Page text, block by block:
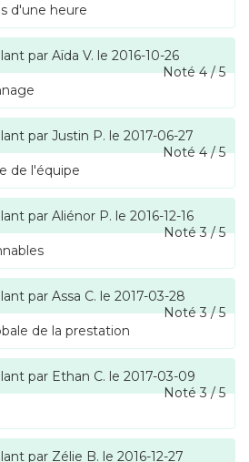
d'une heure
par Aïda V. le 2016-10-26
Noté4/5
par Justin P. le 2017-06-27
Noté4/5
de l'équipe
par Aliénor P. le 2016-12-16
Noté3/5
par Assa C. le 2017-03-28
Noté3/5
de la prestation
par Ethan C. le 2017-03-09
Noté3/5
par Zélie B. le 2016-12-27